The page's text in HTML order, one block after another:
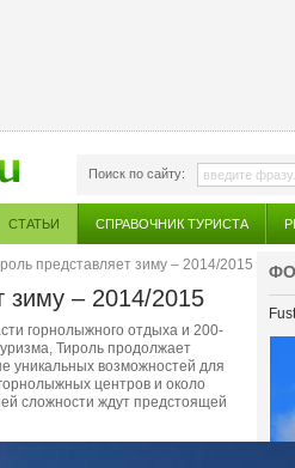
Поиск по сайту:
СТАТЬИ СПРАВОЧНИК ТУРИСТА
представляет зиму – 2014/2015
зиму – 2014/2015
горнолыжного отдыха и 200-
Тироль продолжает
уникальных возможностей для
центров и около
сложности ждут предстоящей